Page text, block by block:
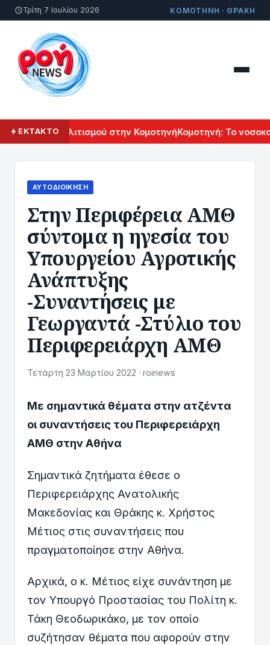
Τρίτη 7 Ιουλίου 2026 ΚΟΜΟΤΗΝΗ · ΘΡΑΚΗ
ΕΚΤΑΚΤΟΠολιτισμού στην ΚομοτηνήΚομοτηνή: Το
ΑΥΤΟΔΙΟΊΚΗΣΗ
Στην Περιφέρεια ΑΜΘ
σύντομα η ηγεσία του
Υπουργείου Αγροτικής
Ανάπτυξης
-Συναντήσεις με
Γεωργαντά -Στύλιο του
Περιφερειάρχη ΑΜΘ
Τετάρτη 23 Μαρτίου 2022 · roinews
Με σημαντικά θέματα στην ατζέντα
οι συναντήσεις του Περιφερειάρχη
ΑΜΘ στην Αθήνα
Σημαντικά ζητήματα έθεσε ο
Περιφερειάρχης Ανατολικής
Μακεδονίας και Θράκης κ. Χρήστος
Μέτιος στις συναντήσεις που
πραγματοποίησε στην Αθήνα.
Αρχικά, ο κ. Μέτιος είχε συνάντηση με
τον Υπουργό Προστασίας του Πολίτη κ.
Τάκη Θεοδωρικάκο, με τον οποίο
συζήτησαν θέματα που αφορούν στην